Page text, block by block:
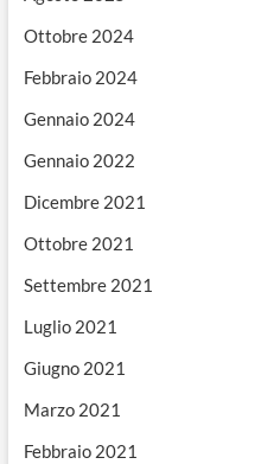
Ottobre 2024
Febbraio 2024
Gennaio 2024
Gennaio 2022
Dicembre 2021
Ottobre 2021
Settembre 2021
Luglio 2021
Giugno 2021
Marzo 2021
Febbraio 2021